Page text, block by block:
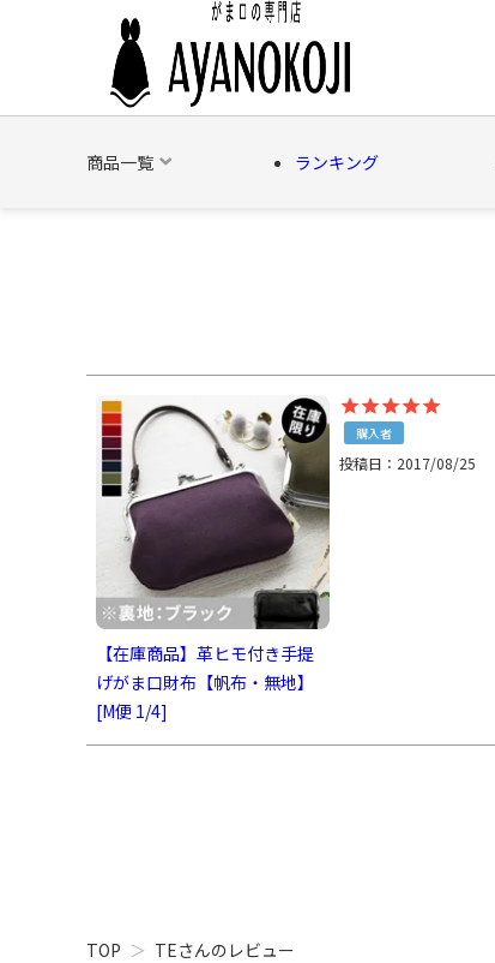
商品一覧 ランキング
【在庫商品】革ヒモ付き手提
げがま口財布【帆布・無地】
[M便 1/4]
購入者
投稿日 2017/08/25
TOP TEさんのレビュー